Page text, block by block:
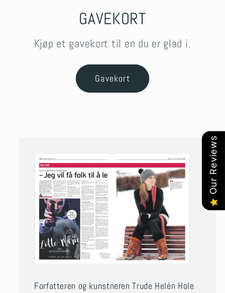
GAVEKORT
Kjøp et gavekort til en du er glad i.
Gavekort
Forfatteren og kunstneren Trude Helén Hole
Our Reviews